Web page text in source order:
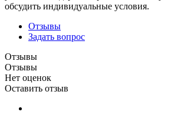
обсудить индивидуальные условия.
Отзывы
Задать вопрос
Отзывы
Отзывы
Нет оценок
Оставить отзыв